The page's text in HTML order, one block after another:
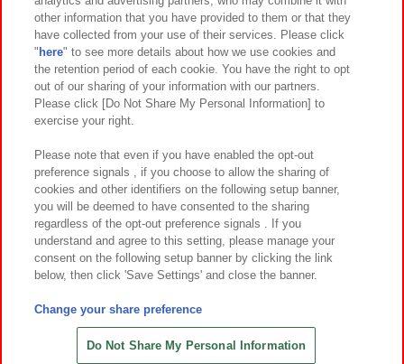
関連会社 サステナビリティ サイトポリシー
プライバシーポリシー ウェブアクセシビリティ方針と検証結果
お取引先さまとともに
カスタマーハラスメント対応方針 よくあるご質問・お問い合わせ
©Bandai Namco Amusement Inc.
©Bandai Namco Amusement Lab Inc.
©HANAYASHIKI Co., Ltd. All Rights Reserved.
other information that you have provided to them or that they
have collected from your use of their services. Please click
" here" to see more details about how we use cookies and
the retention period of each cookie. You have the right to opt
out of our sharing of your information with our partners.
Please click [Do Not Share My Personal Information] to
exercise your right.
Please note that even if you have enabled the opt-out
preference signals , if you choose to allow the sharing of
cookies and other identifiers on the following setup banner,
you will be deemed to have consented to the sharing
regardless of the opt-out preference signals . If you
understand and agree to this setting, please manage your
consent on the following setup banner by clicking the link
below, then click 'Save Settings' and close the banner.
Change your share preference
Do Not Share My Personal Information